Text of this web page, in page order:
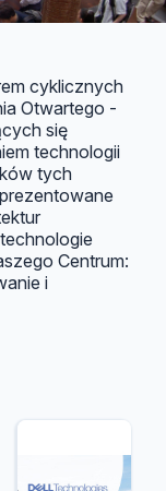
cyklicznych
Otwartego -
się
technologii
tych
Centrum:
i